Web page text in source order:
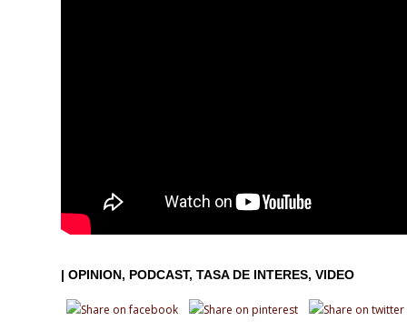
|OPINION PODCAST TASA DE INTERES VIDEO